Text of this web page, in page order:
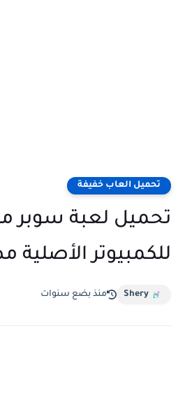
تحميل العاب خفيفة
تحميل لعبة سوبر
للكمبيوتر
Shery منذ بضع سنوات